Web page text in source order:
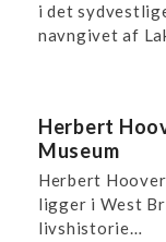
i det
navngivet af
Herbert
Museum
Herbert
ligger i West
livshistorie…